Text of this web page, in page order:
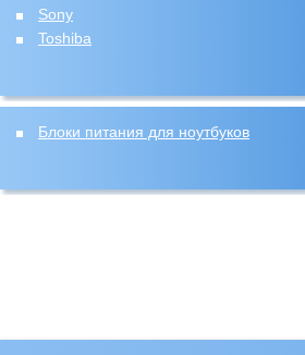
Sony
Toshiba
Блоки питания для ноутбуков